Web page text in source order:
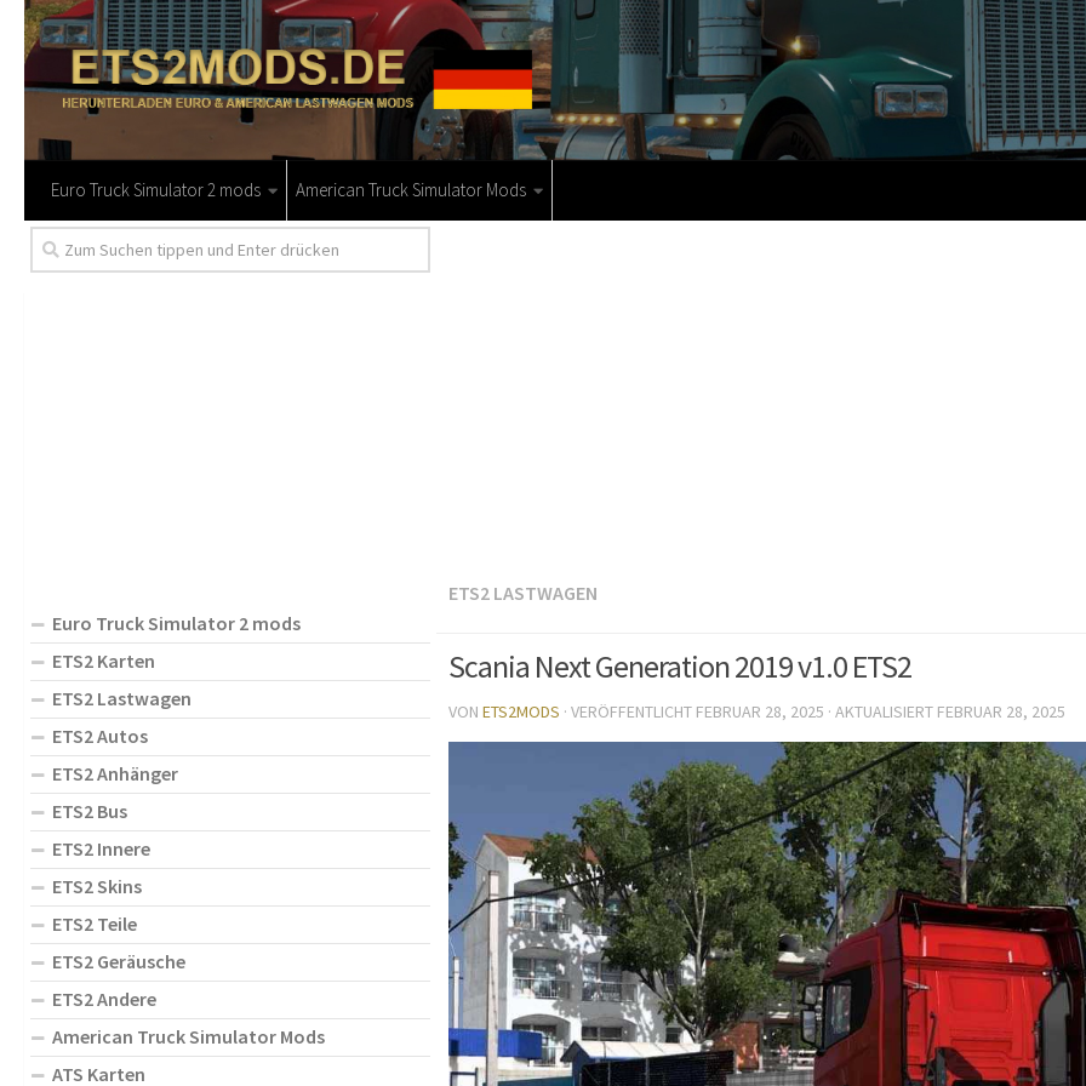
Euro Truck Simulator 2 mods American Truck Simulator Mods
ETS2 LASTWAGEN
Scania Next Generation 2019 v1.0 ETS2
VON ETS2MODS · VERÖFFENTLICHT FEBRUAR 28, 2025 · AKTUALISIERT FEBRUAR 28, 2025
Euro Truck Simulator 2 mods
ETS2 Karten
ETS2 Lastwagen
ETS2 Autos
ETS2 Anhänger
ETS2 Bus
ETS2 Innere
ETS2 Skins
ETS2 Teile
ETS2 Geräusche
ETS2 Andere
American Truck Simulator Mods
ATS Karten